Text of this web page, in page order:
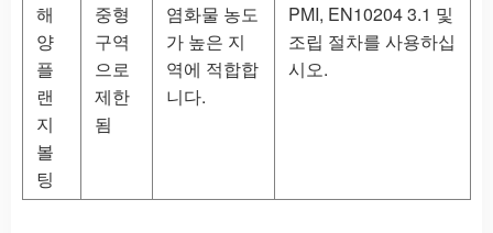
해
양
플
랜
지
볼
팅
중형
구역
으로
제한
됨
염화물 농도
가 높은 지
역에 적합합
니다.
PMI, EN10204 3.1 및
조립 절차를 사용하십
시오.